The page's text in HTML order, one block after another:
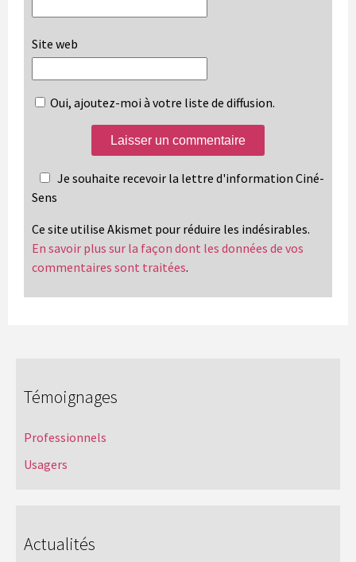
Site web
Oui, ajoutez-moi à votre liste de diffusion.
Je souhaite recevoir la lettre d'information Ciné-
Sens
Ce site utilise Akismet pour réduire les indésirables.
En savoir plus sur la façon dont les données de vos
commentaires sont traitées.
Témoignages
Professionnels
Usagers
Actualités